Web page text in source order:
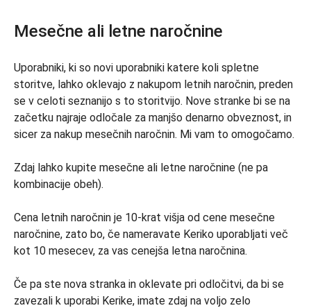
Mesečne ali letne naročnine
Uporabniki, ki so novi uporabniki katere koli spletne
storitve, lahko oklevajo z nakupom letnih naročnin, preden
se v celoti seznanijo s to storitvijo. Nove stranke bi se na
začetku najraje odločale za manjšo denarno obveznost, in
sicer za nakup mesečnih naročnin. Mi vam to omogočamo.
Zdaj lahko kupite mesečne ali letne naročnine (ne pa
kombinacije obeh).
Cena letnih naročnin je 10-krat višja od cene mesečne
naročnine, zato bo, če nameravate Keriko uporabljati več
kot 10 mesecev, za vas cenejša letna naročnina.
Če pa ste nova stranka in oklevate pri odločitvi, da bi se
zavezali k uporabi Kerike, imate zdaj na voljo zelo